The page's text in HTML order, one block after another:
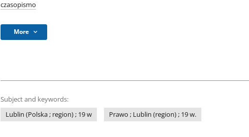
czasopismo
More
Subject and keywords:
Lublin (Polska ; region) ; 19 w
Prawo ; Lublin (region) ; 19 w.